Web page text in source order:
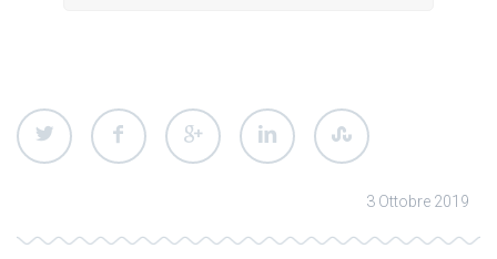
3 Ottobre 2019